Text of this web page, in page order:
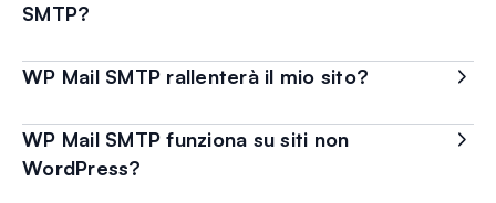
SMTP?
WP Mail SMTP rallenterà il mio sito?
WP Mail SMTP funziona su siti non
WordPress?